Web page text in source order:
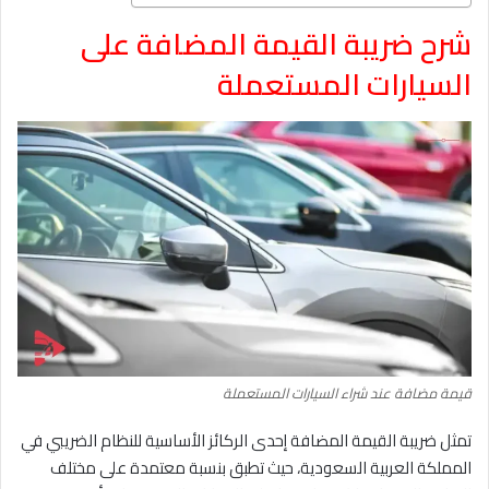
شرح ضريبة القيمة المضافة على
السيارات المستعملة
قيمة مضافة عند شراء السيارات المستعملة
تمثل ضريبة القيمة المضافة إحدى الركائز الأساسية للنظام الضريبي في
المملكة العربية السعودية، حيث تطبق بنسبة معتمدة على مختلف